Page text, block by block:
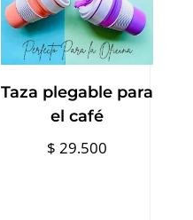
Taza plegable para
el café
$ 29.500